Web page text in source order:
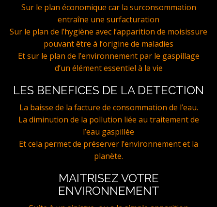
Sur le plan économique car la surconsommation
entraîne une surfacturation
Sur le plan de l’hygiène avec l’apparition de moisissure
pouvant être à l’origine de maladies
Et sur le plan de l’environnement par le gaspillage
d’un élément essentiel à la vie
LES BENEFICES DE LA DETECTION
La baisse de la facture de consommation de l’eau.
La diminution de la pollution liée au traitement de
l’eau gaspillée
Et cela permet de préserver l’environnement et la
planète.
MAITRISEZ VOTRE
ENVIRONNEMENT